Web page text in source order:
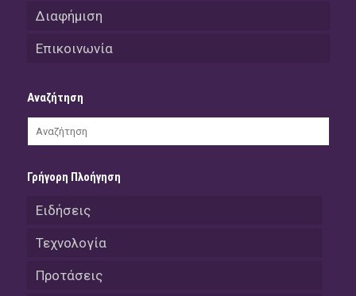
Διαφήμιση
Επικοινωνία
Αναζήτηση
Γρήγορη Πλοήγηση
Ειδήσεις
Τεχνολογία
Προτάσεις